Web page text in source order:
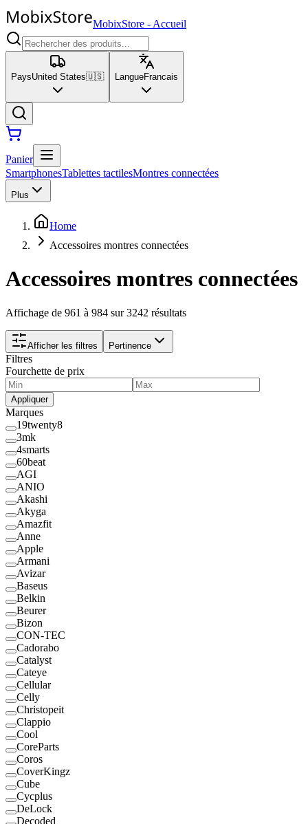
MobixStore - Accueil
PaysUnited States🇺🇸 LangueFrancais
Panier
SmartphonesTablettes tactilesMontres connectées
Plus
Home
Accessoires montres connectées
Accessoires montres connectées
Affichage de 961 à 984 sur 3242 résultats
Afficher les filtres Pertinence
Filtres
Fourchette de prix
Appliquer
Marques
19twenty8
3mk
4smarts
60beat
AGI
ANIO
Akashi
Akyga
Amazfit
Anne
Apple
Armani
Avizar
Baseus
Belkin
Beurer
Bizon
CON-TEC
Cadorabo
Catalyst
Cateye
Cellular
Celly
Christopeit
Clappio
Cool
CoreParts
Coros
CoverKingz
Cube
Cycplus
DeLock
Decoded